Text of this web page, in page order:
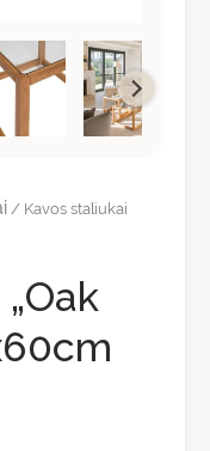
/ Kavos staliukai